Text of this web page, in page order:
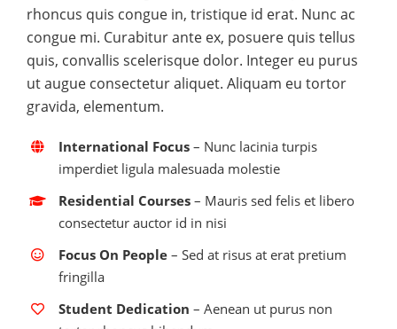
rhoncus quis congue in, tristique id erat. Nunc ac
congue mi. Curabitur ante ex, posuere quis tellus
quis, convallis scelerisque dolor. Integer eu purus
ut augue consectetur aliquet. Aliquam eu tortor
gravida, elementum.
International Focus – Nunc lacinia turpis
imperdiet ligula malesuada molestie
Residential Courses – Mauris sed felis et libero
consectetur auctor id in nisi
Focus On People – Sed at risus at erat pretium
fringilla
Student Dedication – Aenean ut purus non